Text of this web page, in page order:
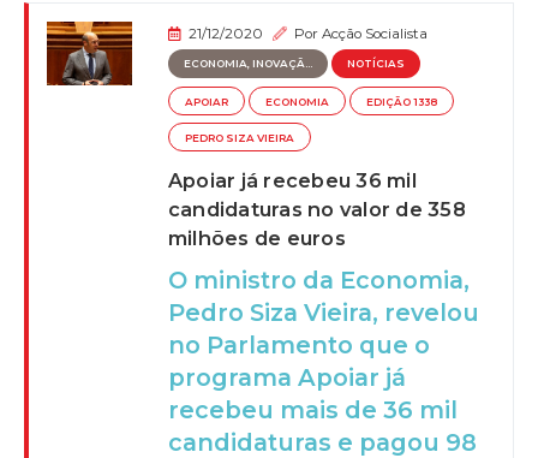
21/12/2020 PorAcção Socialista
ECONOMIA, INOVAÇÃ... NOTÍCIAS
APOIAR ECONOMIA EDIÇÃO 1338
PEDRO SIZA VIEIRA
Apoiar já recebeu 36 mil
candidaturas no valor de 358
milhões de euros
O ministro da Economia,
Pedro Siza Vieira, revelou
no Parlamento que o
programa Apoiar já
recebeu mais de 36 mil
candidaturas e pagou 98